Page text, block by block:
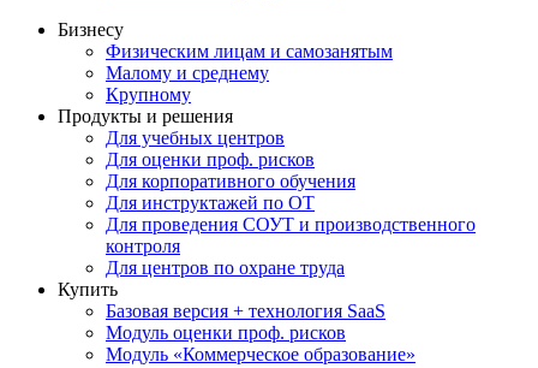
Бизнесу
Физическим лицам и самозанятым
Малому и среднему
Крупному
Продукты и решения
Для учебных центров
Для оценки проф. рисков
Для корпоративного обучения
Для инструктажей по ОТ
Для проведения СОУТ и производственного
контроля
Для центров по охране труда
Купить
Базовая версия + технология SaaS
Модуль оценки проф. рисков
Модуль «Коммерческое образование»